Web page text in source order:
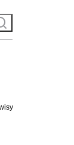
nowej karcie